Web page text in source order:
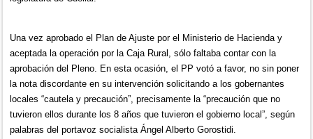
Una vez aprobado el Plan de Ajuste por el Ministerio de Hacienda y
aceptada la operación por la Caja Rural, sólo faltaba contar con la
aprobación del Pleno. En esta ocasión, el PP votó a favor, no sin poner
la nota discordante en su intervención solicitando a los gobernantes
locales “cautela y precaución”, precisamente la “precaución que no
tuvieron ellos durante los 8 años que tuvieron el gobierno local”, según
palabras del portavoz socialista Ángel Alberto Gorostidi.